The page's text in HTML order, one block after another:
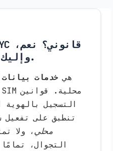
وإليك السبب.
شرائح PikaSim eSIM هي خدمات بيانات
التسجيل بالهوية
تنطبق على تفعيل
محلي، ولا
التجوال،